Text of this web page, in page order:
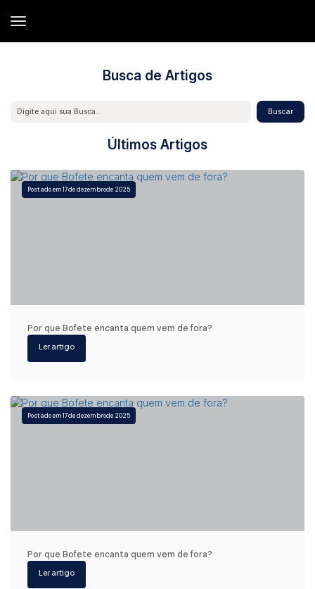
Busca de Artigos
Últimos Artigos
17de dezembrode 2025
Por que Bofete encanta quem vem de fora?
17de dezembrode 2025
Por que Bofete encanta quem vem de fora?